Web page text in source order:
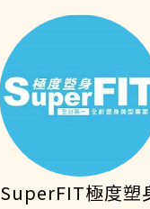
SuperFIT極度塑